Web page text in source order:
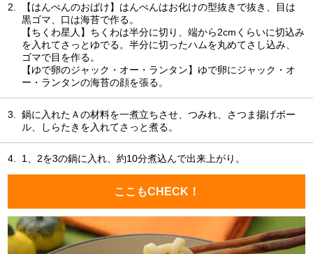
2.
【はんぺんのおばけ】はんぺんはお化けの型抜きで抜き、目は
黒ゴマ、口は海苔で作る。
【ちくわ星人】ちくわは半分に切り、端から2cmくらいに切込み
を入れてさっとゆでる。半分に切ったハムを丸めてさし込み、
ゴマで目を作る。
【ゆで卵のジャック・オー・ランタン】ゆで卵にジャック・オ
ー・ランタンの海苔の顔を張る。
3.
鍋に入れたＡの材料を一煮立ちさせ、つみれ、さつま揚げボー
ル、しらたきを入れてさっと煮る。
4. 1、2を3の鍋に入れ、約10分煮込んで出来上がり。
ここもCHECK！